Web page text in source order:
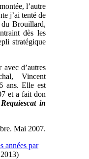
l’autre
j’ai tenté de
du Brouillard,
dès les
stratégique
d’autres
Vincent
ans. Elle est
et a fait don
Requiescat in
Mai 2007.
années par